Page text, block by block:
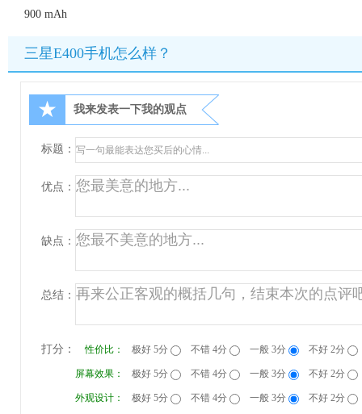
900 mAh
三星E400手机怎么样？
★ 我来发表一下我的观点
标题：
优点：
缺点：
总结：
打分： 性价比： 极好 5分 不错 4分 一般 3分 不好 2分
屏幕效果： 极好 5分 不错 4分 一般 3分 不好 2分
外观设计： 极好 5分 不错 4分 一般 3分 不好 2分